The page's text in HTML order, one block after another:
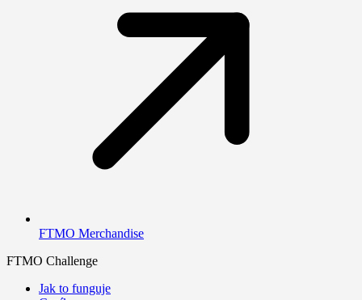
FTMO Merchandise
FTMO Challenge
Jak to funguje